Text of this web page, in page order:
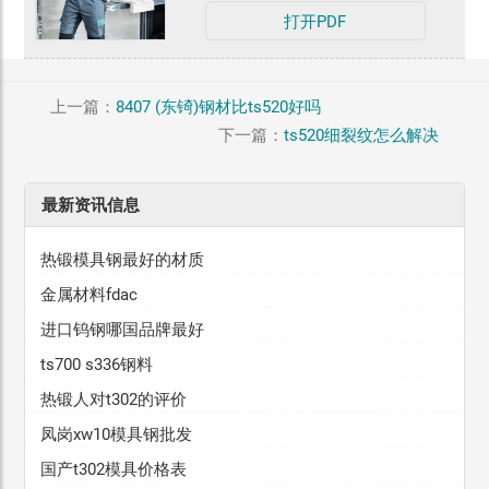
打开PDF
上一篇： 8407 (东锜)钢材比ts520好吗
下一篇：ts520细裂纹怎么解决
最新资讯信息
热锻模具钢最好的材质
金属材料fdac
进口钨钢哪国品牌最好
ts700 s336钢料
热锻人对t302的评价
凤岗xw10模具钢批发
国产t302模具价格表